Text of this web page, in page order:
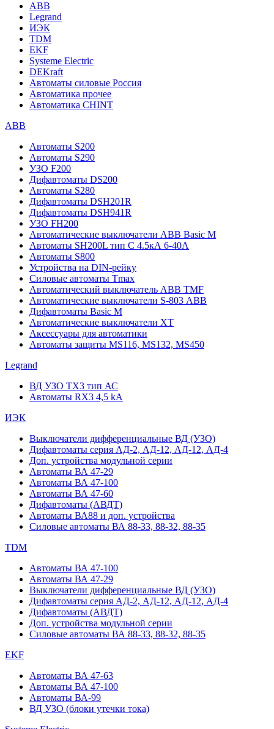
ABB
Legrand
ИЭК
TDM
EKF
Systeme Electric
DEKraft
Автоматы силовые Россия
Автоматика прочее
Автоматика CHINT
ABB
Автоматы S200
Автоматы S290
УЗО F200
Дифавтоматы DS200
Автоматы S280
Дифавтоматы DSH201R
Дифавтоматы DSH941R
УЗО FH200
Автоматические выключатели ABB Basic M
Автоматы SH200L тип С 4.5кА 6-40А
Автоматы S800
Устройства на DIN-рейку
Силовые автоматы Tmax
Автоматический выключатель ABB TMF
Автоматические выключатели S-803 АВВ
Дифавтоматы Basic M
Автоматические выключатели XT
Аксессуары для автоматики
Автоматы защиты MS116, MS132, MS450
Legrand
ВД УЗО TX3 тип АС
Автоматы RX3 4,5 kA
ИЭК
Выключатели дифференциальные ВД (УЗО)
Дифавтоматы серия АД-2, АД-12, АД-12, АД-4
Доп. устройства модульной серии
Автоматы ВА 47-29
Автоматы ВА 47-100
Автоматы ВА 47-60
Дифавтоматы (АВДТ)
Автоматы ВА88 и доп. устройства
Силовые автоматы ВА 88-33, 88-32, 88-35
TDM
Автоматы ВА 47-100
Автоматы ВА 47-29
Выключатели дифференциальные ВД (УЗО)
Дифавтоматы серия АД-2, АД-12, АД-12, АД-4
Дифавтоматы (АВДТ)
Доп. устройства модульной серии
Силовые автоматы ВА 88-33, 88-32, 88-35
EKF
Автоматы ВА 47-63
Автоматы ВА 47-100
Автоматы ВА-99
ВД УЗО (блоки утечки тока)